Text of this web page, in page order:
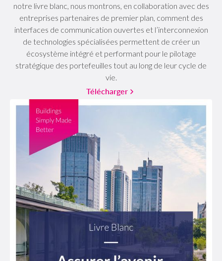
notre livre blanc, nous montrons, en collaboration avec des
entreprises partenaires de premier plan, comment des
interfaces de communication ouvertes et l’interconnexion
de technologies spécialisées permettent de créer un
écosystème intégré et performant pour le pilotage
stratégique des portefeuilles tout au long de leur cycle de
vie.
Télécharger